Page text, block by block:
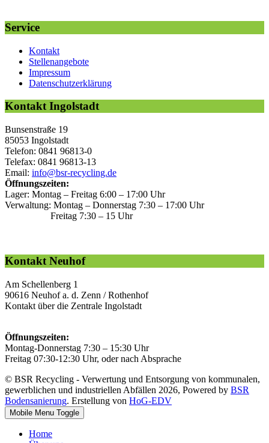
Service
Kontakt
Stellenangebote
Impressum
Datenschutzerklärung
Kontakt Ingolstadt
Bunsenstraße 19
85053 Ingolstadt
Telefon: 0841 96813-0
Telefax: 0841 96813-13
Email: info@bsr-recycling.de
Öffnungszeiten:
Lager: Montag – Freitag 6:00 – 17:00 Uhr
Verwaltung: Montag – Donnerstag 7:30 – 17:00 Uhr
Freitag 7:30 – 15 Uhr
Kontakt Neuhof
Am Schellenberg 1
90616 Neuhof a. d. Zenn / Rothenhof
Kontakt über die Zentrale Ingolstadt
Öffnungszeiten:
Montag-Donnerstag 7:30 – 15:30 Uhr
Freitag 07:30-12:30 Uhr, oder nach Absprache
© BSR Recycling - Verwertung und Entsorgung von kommunalen,
gewerblichen und industriellen Abfällen 2026, Powered by BSR
Bodensanierung. Erstellung von HoG-EDV
Mobile Menu Toggle
Home